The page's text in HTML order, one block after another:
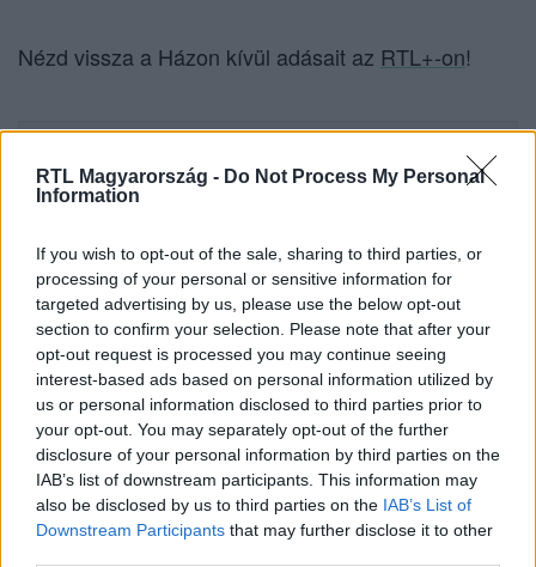
RTL Magyarország - Do Not Process My Personal
Information
If you wish to opt-out of the sale, sharing to third parties, or
processing of your personal or sensitive information for
targeted advertising by us, please use the below opt-out
section to confirm your selection. Please note that after your
opt-out request is processed you may continue seeing
interest-based ads based on personal information utilized by
us or personal information disclosed to third parties prior to
your opt-out. You may separately opt-out of the further
disclosure of your personal information by third parties on the
IAB’s list of downstream participants. This information may
also be disclosed by us to third parties on the IAB’s List of
Downstream Participants that may further disclose it to other
Nézd vissza a Házon kívül adásait az RTL+-on!
legyen a Google-találatokban!
Kövess minket, és értesülj a friss hírekről a
Facebookon is!